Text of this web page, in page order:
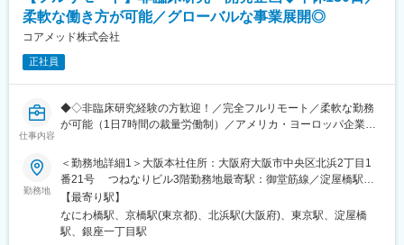
■組織構成：
CMC担当11名（2名男性、9名女性）
30代～40代で構成されています。
お子様がおられる社員が多く、在宅勤務のため子育てしながらキ
研究所での経験、CMC薬事の経験者が多いです。
■業務の特徴：
・プロジェクトは個人で完結させるのではなく、社内メンバーと
連携しながら分担して推進しています。
・国内外の規制当局と関わりながら、国際基準での薬事戦略に携
われる環境です。
■教育体制：
通常医薬品メーカー出身が会員である関西医薬協会に、当社は会
員として登録しています。業界関連のセミナーにも参加すること
プデートできる環境です。
■働き方：
◎完全在宅勤務のため、拠点（東京・大阪）の近くにお住まいで
なくてもご就業いただけます。
柔軟な働き方が可能／グローバルな事業展開◎
コアメッド株式会社
正社員
仕事内容
◆◇非臨床研究経験の方歓迎！／完全フルリモート／柔軟な勤務
が可能（1日7時間の裁量労働制）／アメリカ・ヨーロッパ企業と
◆◇
■仕事内容：
承認申請・取得に向けた非（前）臨床開発戦略の構築・評価・分
析・助言を中心としたコンサルティング業務をお任せします。
開発初期段階から関与し、医薬品開発の方向性を左右する戦略立
勤務地
＜勤務地詳細1＞大阪本社住所：大阪府大阪市中央区北浜2丁目1
番21号 つねなりビル3階勤務地最寄駅：御堂筋線／淀屋橋駅受
動喫煙対策：屋内全面禁煙＜勤務地詳細2＞東京支社住所：東京都
千代田区丸の内1-11-1 パシフィックセンチュリープレイス丸の内
13階 受動喫煙対策：屋内全面禁煙変更の範囲：無
【最寄り駅】
なにわ橋駅、京橋駅(東京都)、北浜駅(大阪府)、東京駅、淀屋橋
駅、銀座一丁目駅